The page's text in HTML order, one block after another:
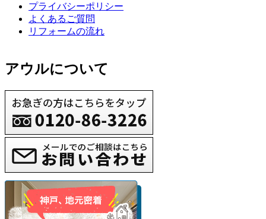
プライバシーポリシー
よくあるご質問
リフォームの流れ
アウルについて